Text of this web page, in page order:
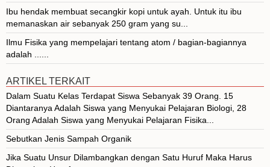
Ibu hendak membuat secangkir kopi untuk ayah. Untuk itu ibu
memanaskan air sebanyak 250 gram yang su...
Ilmu Fisika yang mempelajari tentang atom / bagian-bagiannya
adalah ......
ARTIKEL TERKAIT
Dalam Suatu Kelas Terdapat Siswa Sebanyak 39 Orang. 15
Diantaranya Adalah Siswa yang Menyukai Pelajaran Biologi, 28
Orang Adalah Siswa yang Menyukai Pelajaran Fisika...
Sebutkan Jenis Sampah Organik
Jika Suatu Unsur Dilambangkan dengan Satu Huruf Maka Harus